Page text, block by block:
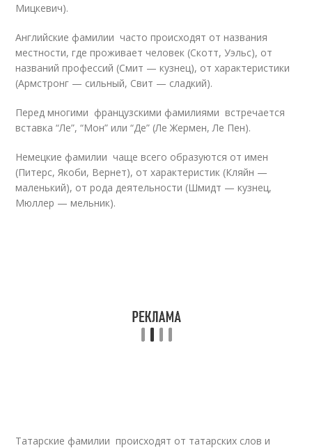
Мицкевич).
Английские фамилии часто происходят от названия
местности, где проживает человек (Скотт, Уэльс), от
названий профессий (Смит — кузнец), от характеристики
(Армстронг — сильный, Свит — сладкий).
Перед многими французскими фамилиями встречается
вставка “Ле”, “Мон” или “Де” (Ле Жермен, Ле Пен).
Немецкие фамилии чаще всего образуются от имен
(Питерс, Якоби, Вернет), от характеристик (Кляйн —
маленький), от рода деятельности (Шмидт — кузнец,
Мюллер — мельник).
Татарские фамилии происходят от татарских слов и